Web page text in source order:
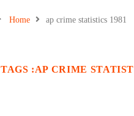
Home ap crime statistics 1981
TAGS :AP CRIME